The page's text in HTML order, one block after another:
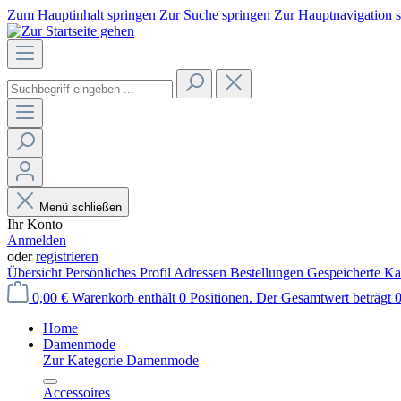
Zum Hauptinhalt springen Zur Suche springen Zur Hauptnavigation
Menü schließen
Ihr Konto
Anmelden
oderregistrieren
Übersicht Persönliches Profil Adressen Bestellungen Gespeicherte
0,00 € Warenkorb enthält 0 Positionen. Der Gesamtwert beträgt
Home
Damenmode
Zur Kategorie Damenmode
Accessoires